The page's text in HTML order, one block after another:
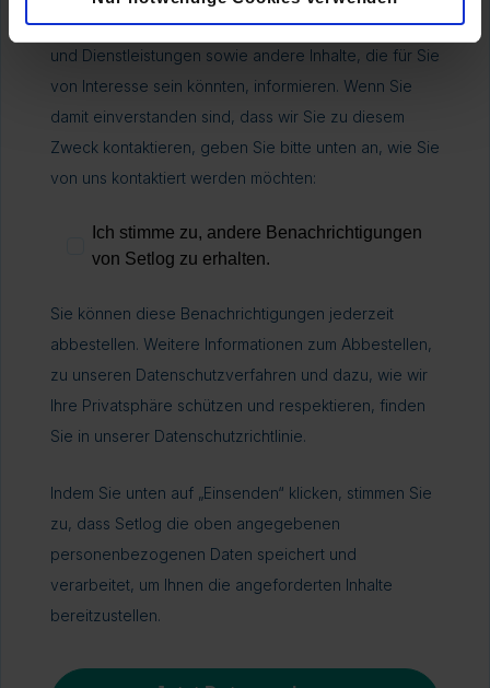
Zeit zu Zeit möchten wir Sie über unsere Produkte
und Dienstleistungen sowie andere Inhalte, die für Sie
von Interesse sein könnten, informieren. Wenn Sie
damit einverstanden sind, dass wir Sie zu diesem
Zweck kontaktieren, geben Sie bitte unten an, wie Sie
von uns kontaktiert werden möchten:
Ich stimme zu, andere Benachrichtigungen
von Setlog zu erhalten.
Sie können diese Benachrichtigungen jederzeit
abbestellen. Weitere Informationen zum Abbestellen,
zu unseren Datenschutzverfahren und dazu, wie wir
Ihre Privatsphäre schützen und respektieren, finden
Sie in unserer Datenschutzrichtlinie.
Indem Sie unten auf „Einsenden“ klicken, stimmen Sie
zu, dass Setlog die oben angegebenen
personenbezogenen Daten speichert und
verarbeitet, um Ihnen die angeforderten Inhalte
bereitzustellen.